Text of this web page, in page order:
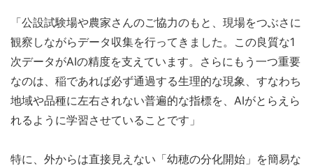
「公設試験場や農家さんのご協力のもと、現場をつぶさに
観察しながらデータ収集を行ってきました。この良質な1
次データがAIの精度を支えています。さらにもう一つ重要
なのは、稲であれば必ず通過する生理的な現象、すなわち
地域や品種に左右されない普遍的な指標を、AIがとらえら
れるように学習させていることです」
特に、外からは直接見えない「幼穂の分化開始」を簡易な